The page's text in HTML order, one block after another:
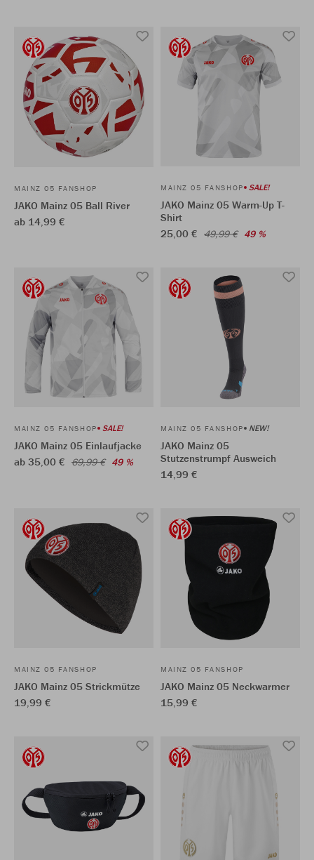
MAINZ 05 FANSHOP
JAKO Mainz 05 Ball River
ab 14,99 €
MAINZ 05 FANSHOP SALE!
JAKO Mainz 05 Warm-Up T-
Shirt
25,00 € 49,99 € 49 %
MAINZ 05 FANSHOP SALE!
JAKO Mainz 05 Einlaufjacke
ab 35,00 € 69,99 € 49 %
MAINZ 05 FANSHOP NEW!
JAKO Mainz 05
Stutzenstrumpf Ausweich
14,99 €
MAINZ 05 FANSHOP
JAKO Mainz 05 Strickmütze
19,99 €
MAINZ 05 FANSHOP
JAKO Mainz 05 Neckwarmer
15,99 €